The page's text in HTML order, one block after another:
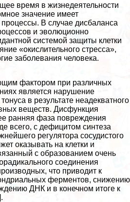
время в жизнедеятельности
значение имеет
В случае дисбаланса
и эволюционно
системой защиты клетки
«окислительного стресса»,
заболевания человека.
фактором при различных
является нарушение
в результате неадекватного
веществ. Дисфункция
ранняя фаза повреждения
всего, с дефицитом синтеза
регулятора сосудистого
оказывать на клетки и
с образованием очень
соединения
что приводит к
ферментов, снижению
ДНК и в конечном итоге к